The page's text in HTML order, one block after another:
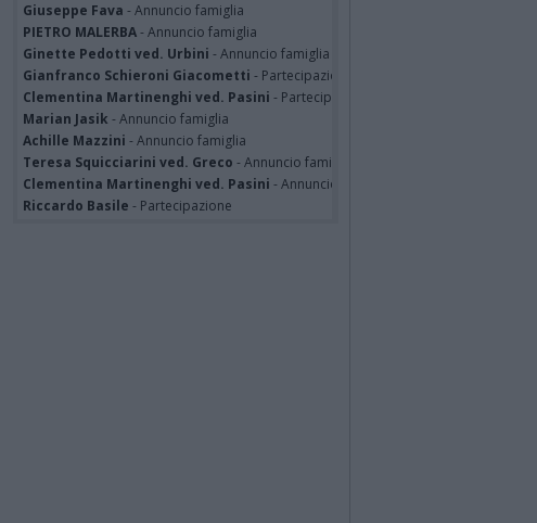
Giuseppe Fava - Annuncio famiglia
PIETRO MALERBA- Annuncio famiglia
Ginette Pedotti ved. Urbini - Annuncio famiglia
Gianfranco Schieroni Giacometti - Partecipazione
Clementina Martinenghi ved. Pasini - Partecipazione
Marian Jasik - Annuncio famiglia
Achille Mazzini - Annuncio famiglia
Teresa Squicciarini ved. Greco - Annuncio famiglia
Clementina Martinenghi ved. Pasini - Annuncio famiglia
Riccardo Basile - Partecipazione